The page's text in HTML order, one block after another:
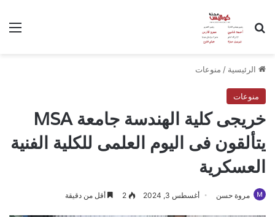
بحث عن
الرئيسية / منوعات
منوعات
خريجى كلية الهندسة جامعة MSA
يتألقون فى اليوم العلمى للكلية الفنية
العسكرية
مروة حسن أغسطس 3, 2024 2 أقل من دقيقة